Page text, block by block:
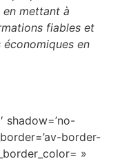
mettant à
fiables et
économiques en
shadow=’no-
border-
»